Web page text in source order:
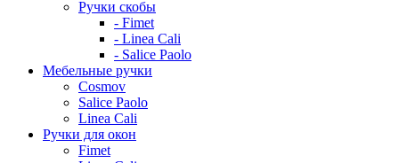
Ручки скобы
- Fimet
- Linea Cali
- Salice Paolo
Мебельные ручки
Cosmov
Salice Paolo
Linea Cali
Ручки для окон
Fimet